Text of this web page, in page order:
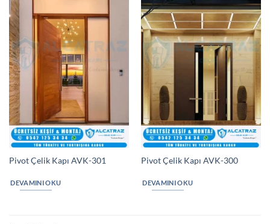
Pivot Çelik Kapı AVK-301
DEVAMINI OKU
Pivot Çelik Kapı AVK-300
DEVAMINI OKU